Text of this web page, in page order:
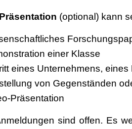
Präsentation (optional) kann
einer Klasse
eines Unternehmens,
von Gegenständen
Präsentation
sind offen. Es